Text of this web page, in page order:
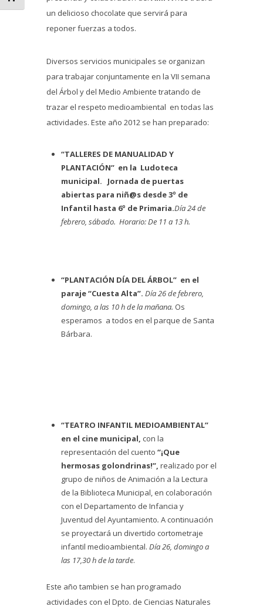
un delicioso chocolate que servirá para
reponer fuerzas a todos.
Diversos servicios municipales se organizan
para trabajar conjuntamente en la VII semana
del Árbol y del Medio Ambiente tratando de
trazar el respeto medioambiental en todas las
actividades. Este año 2012 se han preparado:
“TALLERES DE MANUALIDAD Y
PLANTACIÓN” en la Ludoteca
municipal. Jornada de puertas
abiertas para niñ@s desde 3º de
Infantil hasta 6º de Primaria.Día 24 de
febrero, sábado. Horario: De 11 a 13 h.
“PLANTACIÓN DÍA DEL ÁRBOL” en el
paraje “Cuesta Alta”. Día 26 de febrero,
domingo, a las 10 h de la mañana. Os
esperamos a todos en el parque de Santa
Bárbara.
“TEATRO INFANTIL MEDIOAMBIENTAL”
en el cine municipal, con la
representación del cuento “¡Que
hermosas golondrinas!”, realizado por el
grupo de niños de Animación a la Lectura
de la Biblioteca Municipal, en colaboración
con el Departamento de Infancia y
Juventud del Ayuntamiento. A continuación
se proyectará un divertido cortometraje
infantil medioambiental. Día 26, domingo a
las 17,30 h de la tarde.
Este año tambien se han programado
actividades con el Dpto. de Ciencias Naturales